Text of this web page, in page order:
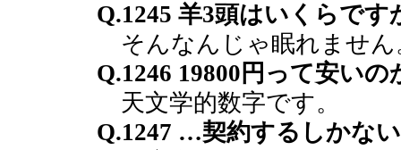
Q.1245 羊3頭はいくらです
そんなんじゃ眠れません
Q.1246 19800円って安いの
天文学的数字です。
Q.1247 …契約するしかな